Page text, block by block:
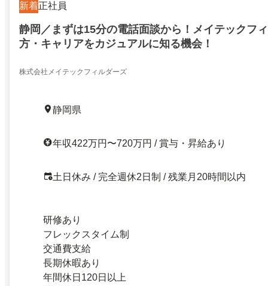
新着正社員
静岡／まずは15分の電話面談から！メイテックフ
方・キャリアをカジュアルに知る機会！
株式会社メイテックフィルダーズ
静岡県
年収422万円〜720万円 / 賞与・昇給あり
土日休み / 完全週休2日制 / 残業月20時間以内
研修あり
フレックスタイム制
交通費支給
長期休暇あり
年間休日120日以上